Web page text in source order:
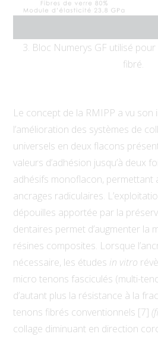
3. Bloc Numerys GF utilisé pour
fibré.
Le concept de la RMIPP a vu son
l’amélioration des systèmes de
universels en deux flacons
valeurs d’adhésion jusqu’à deux
adhésifs monoflacon, permettant
ancrages radiculaires.
dépouilles apportée par la
dentaires permet d’augmenter la
résines composites. Lorsque
nécessaire, les études in vitro
micro tenons fasciculés (multi-
d’autant plus la résistance à la
tenons fibrés conventionnels [7]
collage diminuant en direction